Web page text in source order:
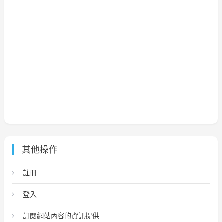
其他操作
註冊
登入
訂閱網站內容的資訊提供